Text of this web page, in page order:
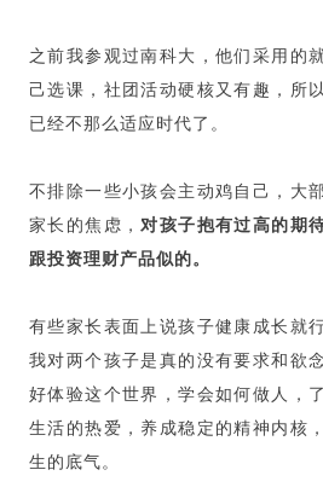
之前我参观过南科大，他们采用的
己选课，社团活动硬核又有趣，所
已经不那么适应时代了。
不排除一些小孩会主动鸡自己，大
家长的焦虑，对孩子抱有过高的期
跟投资理财产品似的。
有些家长表面上说孩子健康成长就
我对两个孩子是真的没有要求和欲
好体验这个世界，学会如何做人，
生活的热爱，养成稳定的精神内核
生的底气。